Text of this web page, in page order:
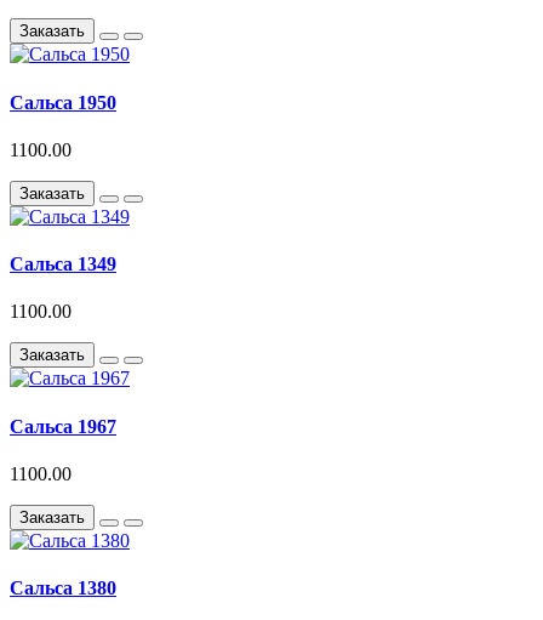
Заказать
Сальса 1950
1100.00
Заказать
Сальса 1349
1100.00
Заказать
Сальса 1967
1100.00
Заказать
Сальса 1380